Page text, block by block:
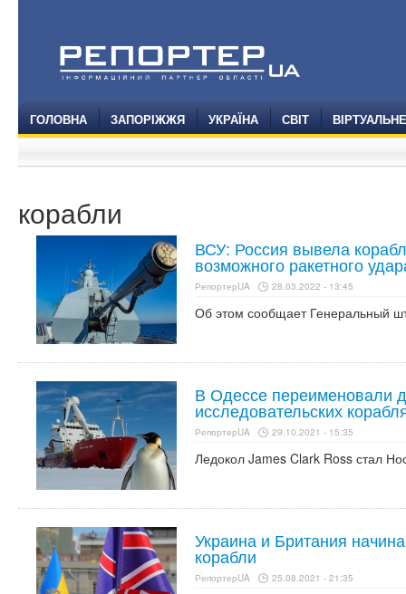
ГОЛОВНА ЗАПОРІЖЖЯ УКРАЇНА СВІТ
корабли
ВСУ: Россия вывела
возможного ракетного
РепортерUA 28.03.2022 - 13:45
Об этом сообщает Генеральный
В Одессе переименовали
исследовательских
РепортерUA 29.10.2021 - 15:35
Ледокол James Clark Ross стал
Украина и Британия
корабли
РепортерUA 25.08.2021 - 21:35